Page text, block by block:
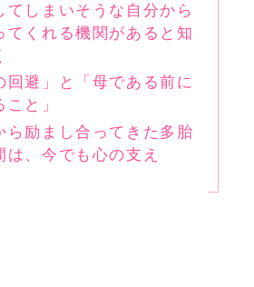
てしまいそうな自分から
てくれる機関があると知
回避」と「母である前に
こと」
ら励まし合ってきた多胎
は、今でも心の支え